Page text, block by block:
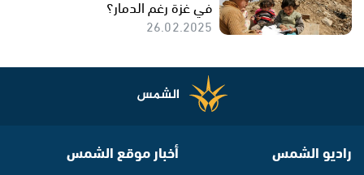
في غزة رغم الدمار؟
26.02.2025
راديو الشمس أخبار موقع الشمس